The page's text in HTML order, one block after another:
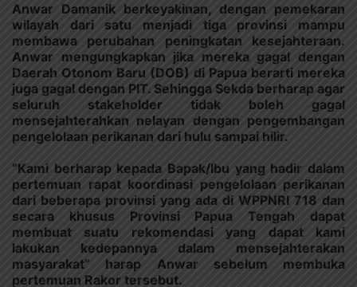
Anwar Damanik berkeyakinan, dengan pemekaran
wilayah dari satu menjadi tiga provinsi mampu
membawa perubahan peningkatan kesejahteraan.
Anwar mengungkapkan jika mereka gagal dengan
Daerah Otonom Baru (DOB) di Papua berarti mereka
juga gagal dengan PIT. Sehingga Sekda berharap agar
seluruh stakeholder tidak boleh gagal
mensejahterahkan nelayan dengan pengembangan
pengelolaan perikanan dari hulu sampai hilir.
”Kami berharap kepada Bapak/Ibu yang hadir dalam
pertemuan rapat koordinasi pengelolaan perikanan
dari beberapa provinsi yang ada di WPPNRI 718 dan
secara khusus Provinsi Papua Tengah dapat
membuat suatu rekomendasi yang dapat kami
lakukan kedepannya dalam mensejahterakan
masyarakat” harap Anwar sebelum membuka
pertemuan Rakor tersebut.